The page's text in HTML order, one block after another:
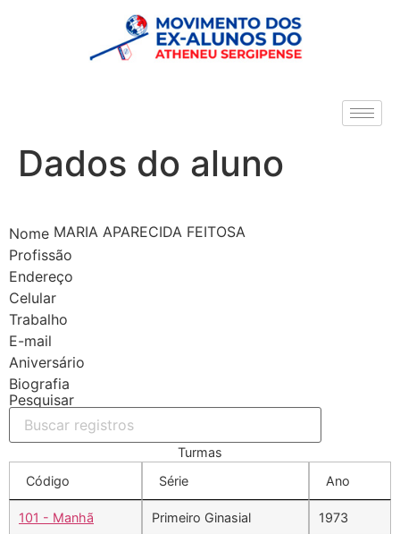
Dados do aluno
Nome MARIA APARECIDA FEITOSA
Profissão
Endereço
Celular
Trabalho
E-mail
Aniversário
Biografia
Pesquisar
Turmas
Código
Série Ano
101 - Manhã Primeiro Ginasial 1973